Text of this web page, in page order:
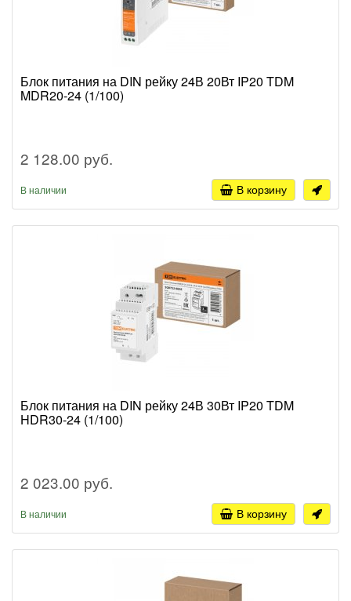
Блок питания на DIN рейку 24В 20Вт IP20 TDM
MDR20-24 (1/100)
2 128.00 руб.
В наличии В корзину
Блок питания на DIN рейку 24В 30Вт IP20 TDM
HDR30-24 (1/100)
2 023.00 руб.
В наличии В корзину